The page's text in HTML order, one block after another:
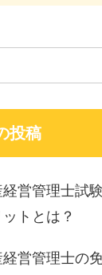
投稿
営管理士試
トとは？
営管理士の